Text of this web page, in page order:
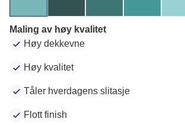
Maling av høy kvalitet
Høy dekkevne
Høy kvalitet
Tåler hverdagens slitasje
Flott finish